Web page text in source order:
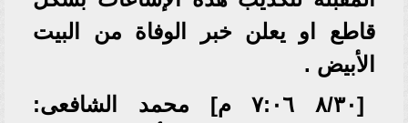
قاطع او يعلن خبر الوفاة من البيت
الأبيض .
[٣٠/‏٨ ٧:٠٦ م] محمد الشافعى: